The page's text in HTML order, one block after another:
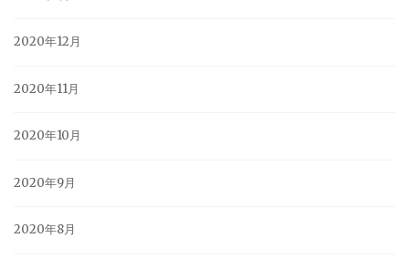
2020年12月
2020年11月
2020年10月
2020年9月
2020年8月